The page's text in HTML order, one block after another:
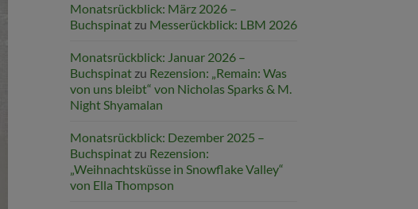
Monatsrückblick: März 2026 –
Buchspinat zu Messerückblick: LBM 2026
Monatsrückblick: Januar 2026 –
Buchspinat zu Rezension: „Remain: Was
von uns bleibt“ von Nicholas Sparks & M.
Night Shyamalan
Monatsrückblick: Dezember 2025 –
Buchspinat zu Rezension:
„Weihnachtsküsse in Snowflake Valley“
von Ella Thompson